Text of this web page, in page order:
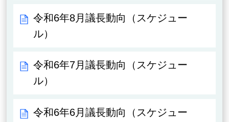
令和6年8月議長動向（スケジュー
ル）
令和6年7月議長動向（スケジュー
ル）
令和6年6月議長動向（スケジュー